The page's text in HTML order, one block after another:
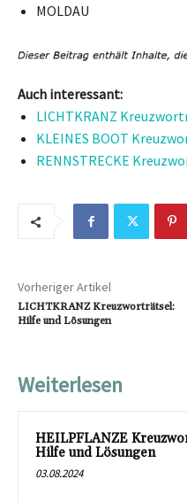
MOLDAU
Auch interessant:
LICHTKRANZ
KLEINES BOOT
RENNSTRECKE
Vorheriger Artikel
LICHTKRANZ Kreuzworträtsel:
Hilfe und Lösungen
Weiterlesen
HEILPFLANZE
Hilfe und Lösungen
03.08.2024